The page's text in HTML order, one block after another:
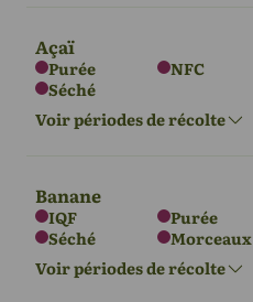
Asie
Mars - septembre Mars - octobre
Açaï
Purée NFC
Séché
Voir périodes de récolte
Amérique du
Banane
IQF Purée
Séché
Morceaux
Voir périodes de récolte